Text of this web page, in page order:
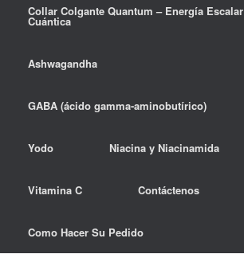
Collar Colgante Quantum – Energía Escalar
Cuántica
Ashwagandha
GABA (ácido gamma-aminobutírico)
Yodo Niacina y Niacinamida
Vitamina C Contáctenos
Como Hacer Su Pedido